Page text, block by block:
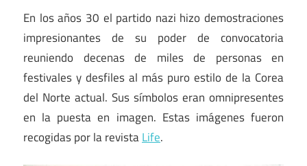
En los años 30 el partido nazi hizo demostraciones
impresionantes de su poder de convocatoria
reuniendo decenas de miles de personas en
festivales y desfiles al más puro estilo de la Corea
del Norte actual. Sus símbolos eran omnipresentes
en la puesta en imagen. Estas imágenes fueron
recogidas por la revistaLife.